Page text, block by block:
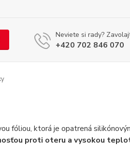
Neviete si rady?
+420 702 846 070
fóliou, ktorá je opatrená
proti oteru a vysokou